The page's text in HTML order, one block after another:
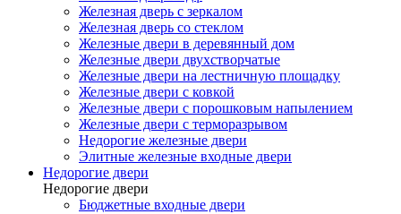
Железная дверь с зеркалом
Железная дверь со стеклом
Железные двери в деревянный дом
Железные двери двухстворчатые
Железные двери на лестничную площадку
Железные двери с ковкой
Железные двери с порошковым напылением
Железные двери с терморазрывом
Недорогие железные двери
Элитные железные входные двери
Недорогие двери
Недорогие двери
Бюджетные входные двери